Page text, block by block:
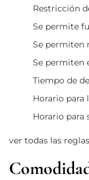
Restricción
Se permite
Se permiten
Se permiten
Tiempo de
Horario para
Horario para
ver todas las reglas